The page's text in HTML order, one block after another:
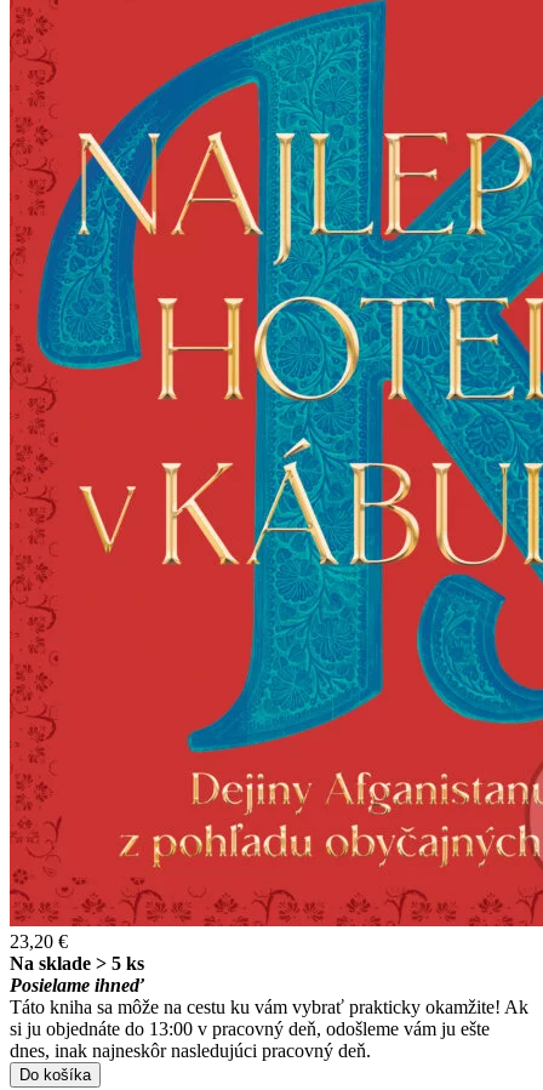
23,20 €
Na sklade > 5 ks
Posielame ihneď
Táto kniha sa môže na cestu ku vám vybrať prakticky okamžite! Ak
si ju objednáte do 13:00 v pracovný deň, odošleme vám ju ešte
dnes, inak najneskôr nasledujúci pracovný deň.
Do košíka